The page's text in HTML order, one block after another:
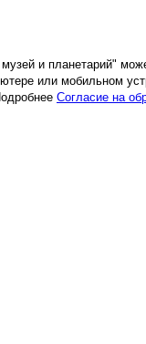
и планетарий"
или мобильном
Согласие на